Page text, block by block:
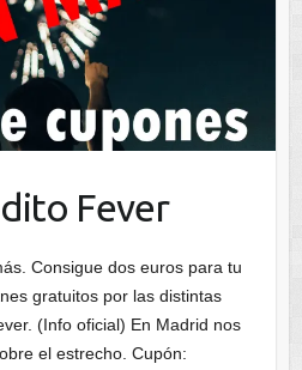
Fever
Consigue dos euros para tu
gratuitos por las distintas
(Info oficial) En Madrid nos
el estrecho. Cupón: